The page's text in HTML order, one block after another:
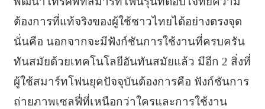
ต้องการที่แท้จริงของผู้ใช้ชาวไทยได้อย่างตรงจุด
นั่นคือ นอกจากจะมีฟังก์ชันการใช้งานที่ครบครัน
ทันสมัยด้วยเทคโนโลยีอันทันสมัยแล้ว มีอีก 2 สิ่งที่
ผู้ใช้สมาร์ทโฟนยุคปัจจุบันต้องการคือ ฟังก์ชันการ
ถ่ายภาพเซลฟี่ที่เหนือกว่าใครและการใช้งาน